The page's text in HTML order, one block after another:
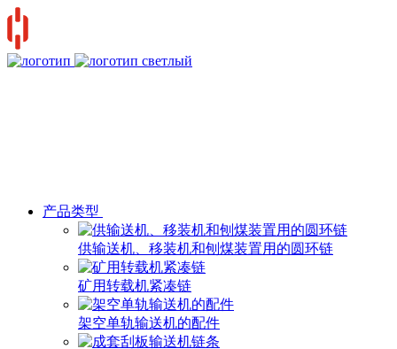
产品类型
供输送机、移装机和刨煤装置用的圆环链
矿用转载机紧凑链
架空单轨输送机的配件